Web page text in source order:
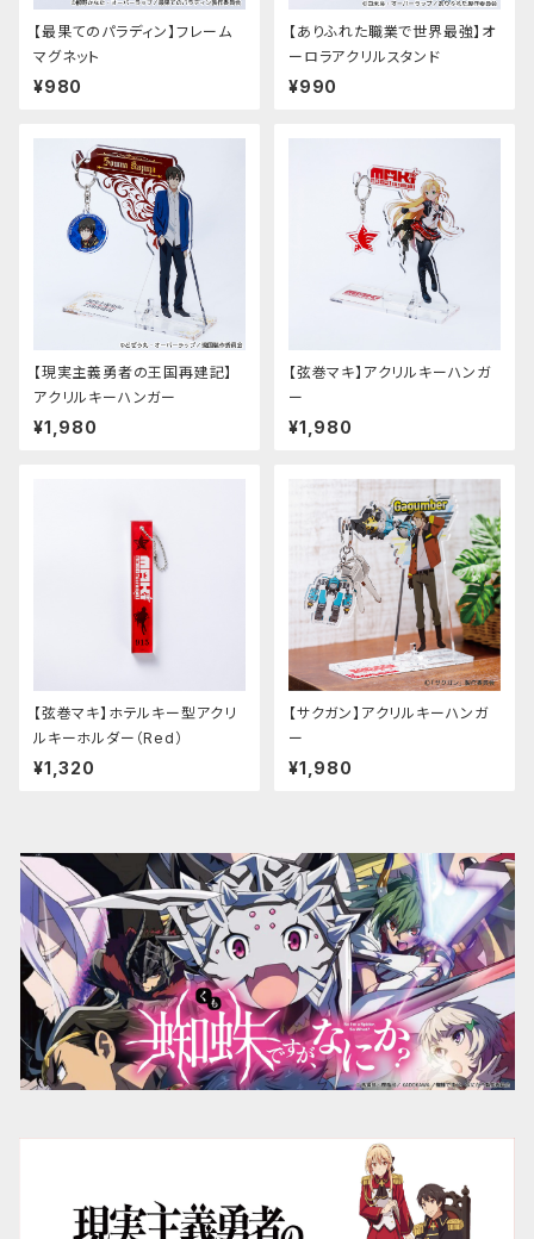
【最果てのパラディン】フレーム
マグネット
¥980
【ありふれた職業で世界最強】オ
ーロラアクリルスタンド
¥990
【現実主義勇者の王国再建記】
アクリルキーハンガー
¥1,980
【弦巻マキ】アクリルキーハンガ
ー
¥1,980
【弦巻マキ】ホテルキー型アクリ
ルキーホルダー（Red）
¥1,320
【サクガン】アクリルキーハンガ
ー
¥1,980